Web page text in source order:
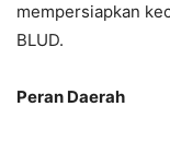
mempersiapkan
BLUD.
Peran Daerah